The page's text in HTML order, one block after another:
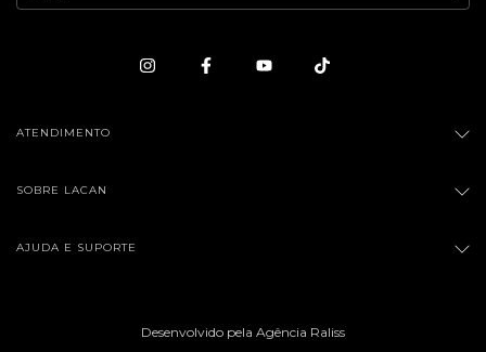
ATENDIMENTO
SOBRE LACAN
AJUDA E SUPORTE
Desenvolvido pela Agência Raliss